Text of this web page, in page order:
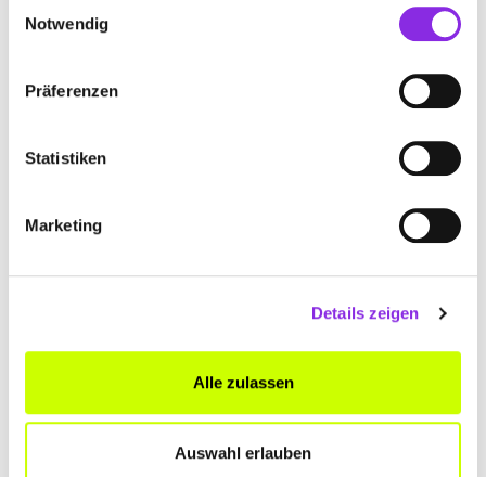
Notwendig
Präferenzen
Statistiken
Marketing
Details zeigen
Alle zulassen
Auswahl erlauben
Geschlossen - öffnet am Montag um 09:00 Uhr
Oberholzheim DE
www.gerüstbau-sachs.de